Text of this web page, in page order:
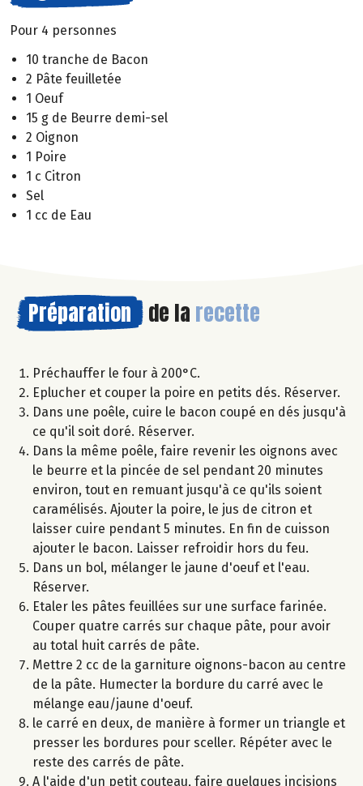
Pour 4 personnes
10 tranche de Bacon
2 Pâte feuilletée
1 Oeuf
15 g de Beurre demi-sel
2 Oignon
1 Poire
1 c Citron
Sel
1 cc de Eau
Préparation de la recette
Préchauffer le four à 200°C.
Eplucher et couper la poire en petits dés. Réserver.
Dans une poêle, cuire le bacon coupé en dés jusqu'à
ce qu'il soit doré. Réserver.
Dans la même poêle, faire revenir les oignons avec
le beurre et la pincée de sel pendant 20 minutes
environ, tout en remuant jusqu'à ce qu'ils soient
caramélisés. Ajouter la poire, le jus de citron et
laisser cuire pendant 5 minutes. En fin de cuisson
ajouter le bacon. Laisser refroidir hors du feu.
Dans un bol, mélanger le jaune d'oeuf et l'eau.
Réserver.
Etaler les pâtes feuillées sur une surface farinée.
Couper quatre carrés sur chaque pâte, pour avoir
au total huit carrés de pâte.
Mettre 2 cc de la garniture oignons-bacon au centre
de la pâte. Humecter la bordure du carré avec le
mélange eau/jaune d'oeuf.
le carré en deux, de manière à former un triangle et
presser les bordures pour sceller. Répéter avec le
reste des carrés de pâte.
A l'aide d'un petit couteau, faire quelques incisions